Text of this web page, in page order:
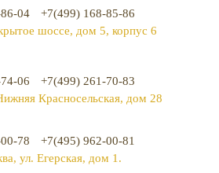
04
+7(499) 168-85-86
шоссе, дом 5, корпус 6
06
+7(499) 261-70-83
Красносельская, дом 28
78
+7(495) 962-00-81
ул. Егерская, дом 1.